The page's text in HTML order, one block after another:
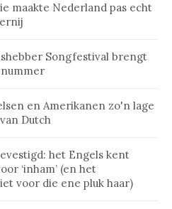
maakte Nederland pas echt
Songfestival brengt
en Amerikanen zo'n lage
Dutch
het Engels kent
‘inham’ (en het
voor die ene pluk haar)